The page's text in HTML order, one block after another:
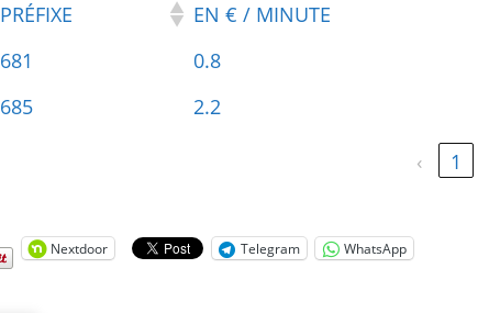
PRÉFIXE
EN € / MINUTE
681
0.8
685 2.2
‹ 1
Nextdoor Telegram
WhatsApp